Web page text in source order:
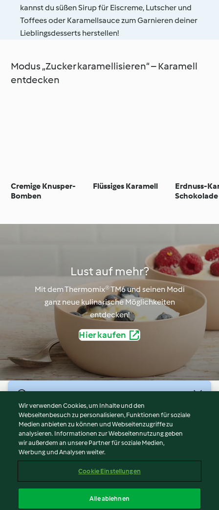
kannst du süßen Sirup für Eiscreme, Lutscher und
Toffees oder Karamellsauce zum Garnieren deiner
Lieblingsdesserts herstellen!
Modus „Zucker karamellisieren“ – Karamell
entdecken
Cremige Knusper-
Bomben
Flüssiges Karamell
Erdnuss-
Schokolade
Lust auf mehr?
Mit dem Thermomix® TM6 und seinen Modi
ganz neue kulinarische Möglichkeiten
entdecken!
Hier kaufen
Nutzungsbedingungen
Datenschutzrichtlinien
Disclaimer
Impressum
Inhalt melden
Erklärung zur Barrierefreiheit
Wir verwenden Cookies, um Inhalte und den
Webseitenbesuch zu personalisieren, Funktionen für soziale
Medien anbieten zu können und Webseitenzugriffe zu
analysieren. Informationen zur Webseitennutzung geben
wir außerdem an unsere Partner für soziale Medien,
Werbung und Analysen weiter.
Cookie Einstellungen
Alle ablehnen